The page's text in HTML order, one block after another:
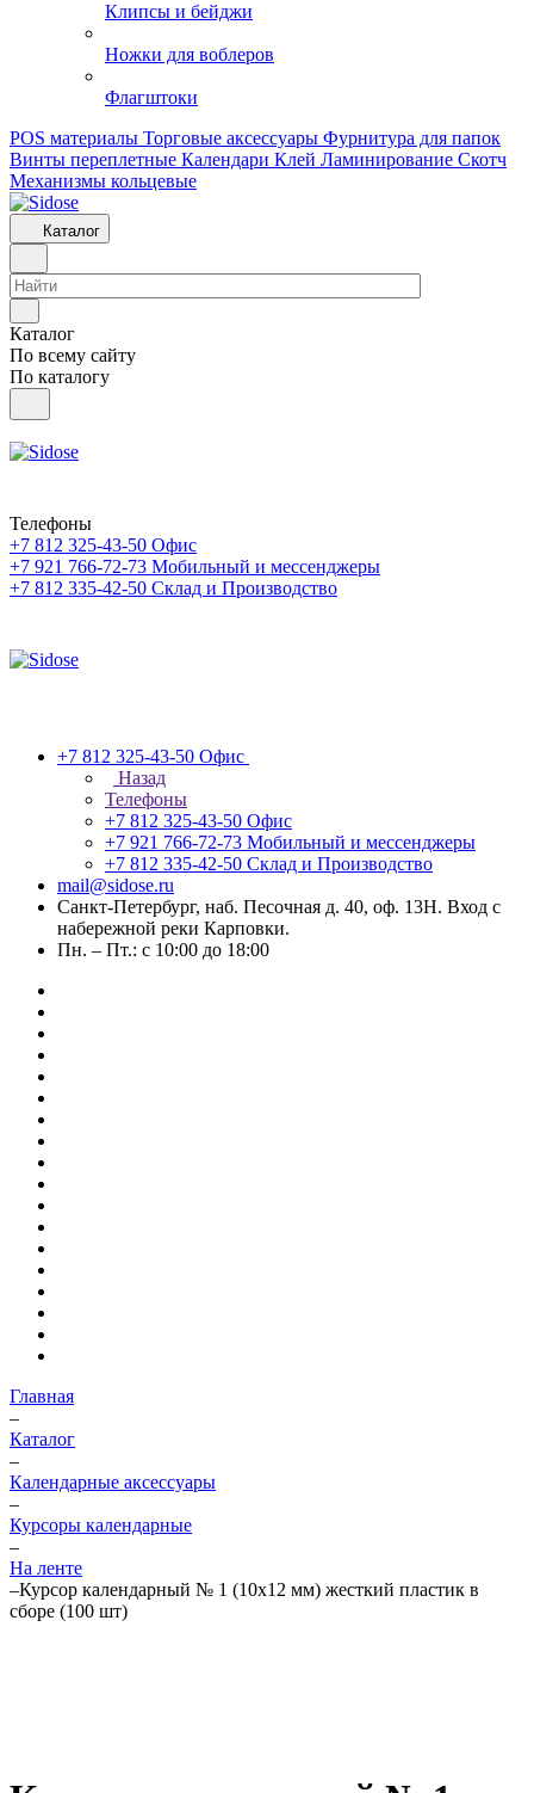
Клипсы и бeйджи
Ножки для воблеров
Флагштоки
POS материалы Торговые аксессуары Фурнитура для папок
Винты переплетные Календари Клей Ламинирование Скотч
Механизмы кольцевые
Каталог
Каталог
По всему сайту
По каталогу
Телефоны
+7 812 325-43-50 Офис
+7 921 766-72-73 Мобильный и мессенджеры
+7 812 335-42-50 Склад и Производство
+7 812 325-43-50 Офис
Назад
Телефоны
+7 812 325-43-50 Офис
+7 921 766-72-73 Мобильный и мессенджеры
+7 812 335-42-50 Склад и Производство
mail@sidose.ru
Санкт-Петербург, наб. Песочная д. 40, оф. 13Н. Вход с
набережной реки Карповки.
Пн. – Пт.: с 10:00 до 18:00
Главная
–
Каталог
–
Календарные аксессуары
–
Курсоры календарные
–
На ленте
–Курсор календарный № 1 (10x12 мм) жесткий пластик в
сборе (100 шт)